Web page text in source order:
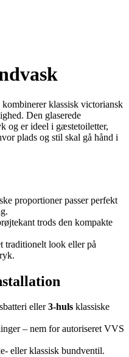
kombinerer klassisk victoriansk
Den glaserede
og er ideel i gæstetoiletter,
plads og stil skal gå hånd i
proportioner passer perfekt
trods den kompakte
traditionelt look eller på
eller3-huls klassiske
– nem for autoriseret VVS
eller klassisk bundventil.